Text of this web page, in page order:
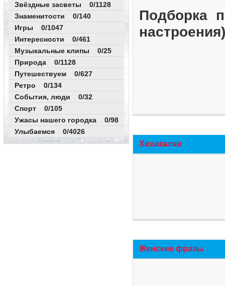
Звёздные засветы 0/1128
Знаменитости 0/140
Игры 0/1047
Интересности 0/461
Музыкальные клипы 0/25
Природа 0/1128
Путешествуем 0/627
Ретро 0/134
События, люди 0/32
Спорт 0/105
Ужасы нашего городка 0/98
Улыбаемся 0/4026
Подборка
Хихикалки
Женские фразы